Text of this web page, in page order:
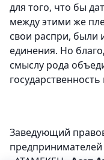
для того, что бы
между этими же
свои распри, были
единения. Но
смыслу рода
Заведующий
предпринимателей